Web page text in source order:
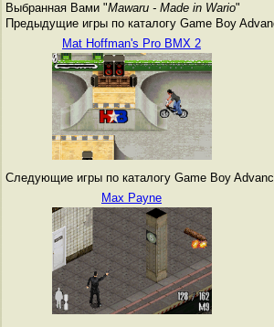
Выбранная Вами "Mawaru - Made in Wario"
Предыдущие игры по каталогу Game Boy
Mat Hoffman's Pro BMX 2
Следующие игры по каталогу Game Boy
Max Payne